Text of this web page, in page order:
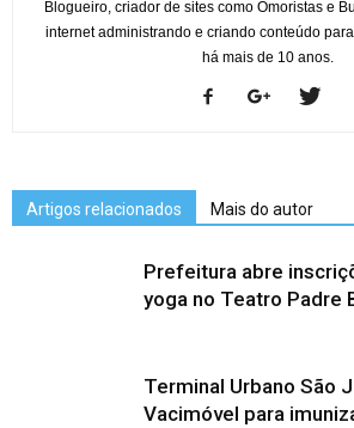
Blogueiro, criador de sites como Omoristas e
internet administrando e criando conteúdo
há mais de 10 anos.
Artigos relacionados Mais do autor
Prefeitura abre
yoga no Teatro Padre
Terminal Urbano São
Vacimóvel para